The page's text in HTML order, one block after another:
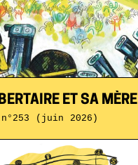
ET SA MÈRE
(juin 2026)